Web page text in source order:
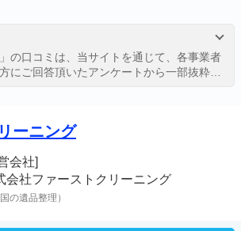
の口コミは、当サイトを通じて、各事業者
にご回答頂いたアンケートから一部抜粋し
ーニング
会社]
会社ファーストクリーニング
国の遺品整理）